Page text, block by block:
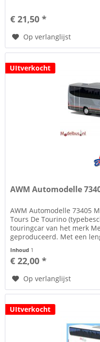
€ 21,50 *
Op verlanglijst
UItverkocht
AWM Automodelle
AWM Automodelle 73405
Tours De Tourino
touringcar van het merk
geproduceerd. Met een
Inhoud 1
€ 22,00 *
Op verlanglijst
UItverkocht